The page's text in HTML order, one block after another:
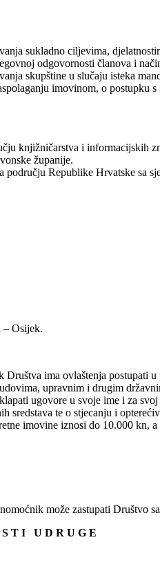
sukladno ciljevima,
odgovornosti članova i
skupštine u slučaju isteka
imovinom, o postupku
knjižničarstva i informacijskih
županije.
Republike Hrvatske sa
– Osijek.
ima ovlaštenja postupati
upravnim i drugim
ugovore u svoje ime i za
sredstava te o stjecanju i
imovine iznosi do 10.000 kn, a
može zastupati Društvo
T I U D R U G E